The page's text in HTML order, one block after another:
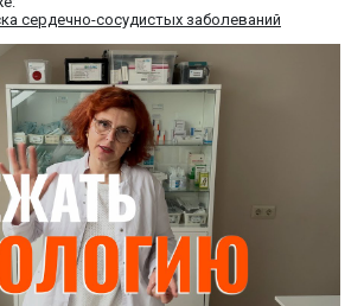
сердечно-сосудистых заболеваний